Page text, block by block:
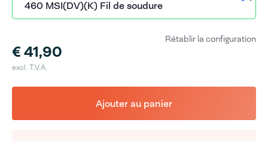
€ 41,90
excl. T.V.A.
Rétablir la configuration
Ajouter au panier